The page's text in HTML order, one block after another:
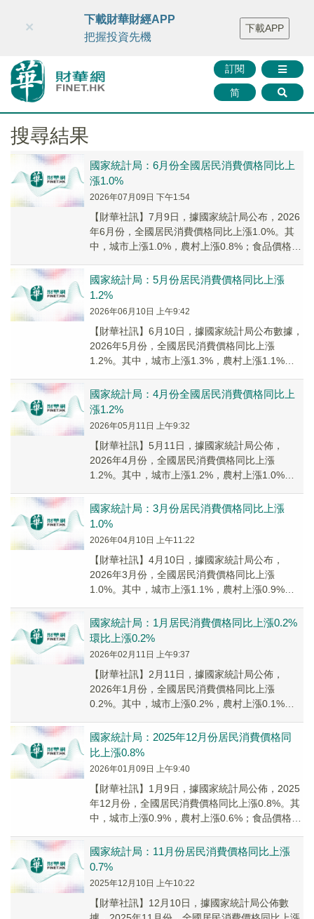
財華智庫網 FINTV FINMETA 財華證券 媒體矩陣
智庫沙龍
聯絡我們
訂閱
简
×
下載財華財經APP
把握投資先機
下載APP
搜尋結果
國家統計局：6月份全國居民消費價格同比上
漲1.0%
2026年07月09日 下午1:54
【財華社訊】7月9日，據國家統計局公布，2026
年6月份，全國居民消費價格同比上漲1.0%。其
中，城市上漲1.0%，農村上漲0.8%；食品價格下
國家統計局：5月份居民消費價格同比上漲
1.2%
2026年06月10日 上午9:42
【財華社訊】6月10日，據國家統計局公布數據，
2026年5月份，全國居民消費價格同比上漲
1.2%。其中，城市上漲1.3%，農村上漲1.1%；
國家統計局：4月份全國居民消費價格同比上
漲1.2%
2026年05月11日 上午9:32
​【財華社訊】5月11日，據國家統計局公佈，
2026年4月份，全國居民消費價格同比上漲
1.2%。其中，城市上漲1.2%，農村上漲1.0%；
國家統計局：3月份居民消費價格同比上漲
1.0%
2026年04月10日 上午11:22
【財華社訊】4月10日，據國家統計局公布，
2026年3月份，全國居民消費價格同比上漲
1.0%。其中，城市上漲1.1%，農村上漲0.9%；
國家統計局：1月居民消費價格同比上漲0.2%
環比上漲0.2%
2026年02月11日 上午9:37
​【財華社訊】2月11日，據國家統計局公佈，
2026年1月份，全國居民消費價格同比上漲
0.2%。其中，城市上漲0.2%，農村上漲0.1%；
國家統計局：2025年12月份居民消費價格同
比上漲0.8%
2026年01月09日 上午9:40
【財華社訊】1月9日，據國家統計局公佈，2025
年12月份，全國居民消費價格同比上漲0.8%。其
中，城市上漲0.9%，農村上漲0.6%；食品價格上
國家統計局：11月份居民消費價格同比上漲
0.7%
2025年12月10日 上午10:22
【財華社訊】12月10日，據國家統計局公佈數